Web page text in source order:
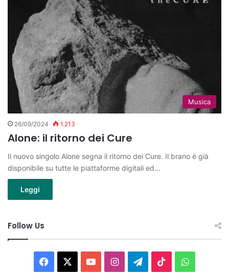
Musica
26/09/2024 1.213
Alone: il ritorno dei Cure
Il nuovo singolo Alone segna il ritorno dei Cure. Il brano è già
disponibile su tutte le piattaforme digitali ed…
Leggi
Follow Us
Facebook You InstagramTelegram
TikTok